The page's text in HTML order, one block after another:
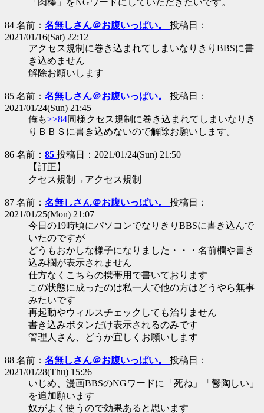
「肉棒」をNGワードにしていただきたいです。
84 名前： 名無しさん＠お腹いっぱい。 投稿日：
2021/01/16(Sat) 22:12
アクセス規制に巻き込まれてしまいなりきりBBSに書
き込めません
解除お願いします
85 名前： 名無しさん＠お腹いっぱい。 投稿日：
2021/01/24(Sun) 21:45
俺も>>84同様クセス規制に巻き込まれてしまいなりき
りＢＢＳに書き込めないので解除お願いします。
86 名前： 85 投稿日：2021/01/24(Sun) 21:50
【訂正】
クセス規制→アクセス規制
87 名前： 名無しさん＠お腹いっぱい。 投稿日：
2021/01/25(Mon) 21:07
今日の19時頃にパソコンでなりきりBBSに書き込んで
いたのですが
どうもおかしな様子になりました・・・名前欄や書き
込み欄が表示されません
仕方なくこちらの携帯用で書いております
この状態に成ったのは私一人で他の方はどうやら無事
みたいです
再起動やウィルスチェックしても治りません
書き込みボタンだけ表示されるのみです
管理人さん、どうか宜しくお願いします
88 名前： 名無しさん＠お腹いっぱい。 投稿日：
2021/01/28(Thu) 15:26
いじめ、漫画BBSのNGワードに「死ね」「鬱陶しい」
を追加願います
奴がよく使うので効果あると思います